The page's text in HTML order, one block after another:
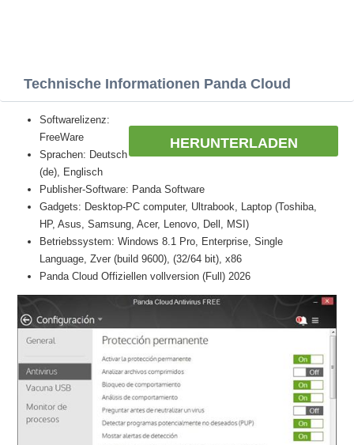
Technische Informationen Panda Cloud
HERUNTERLADEN
Softwarelizenz:
FreeWare
Sprachen: Deutsch
(de), Englisch
Publisher-Software: Panda Software
Gadgets: Desktop-PC computer, Ultrabook, Laptop (Toshiba,
HP, Asus, Samsung, Acer, Lenovo, Dell, MSI)
Betriebssystem: Windows 8.1 Pro, Enterprise, Single
Language, Zver (build 9600), (32/64 bit), x86
Panda Cloud Offiziellen vollversion (Full) 2026